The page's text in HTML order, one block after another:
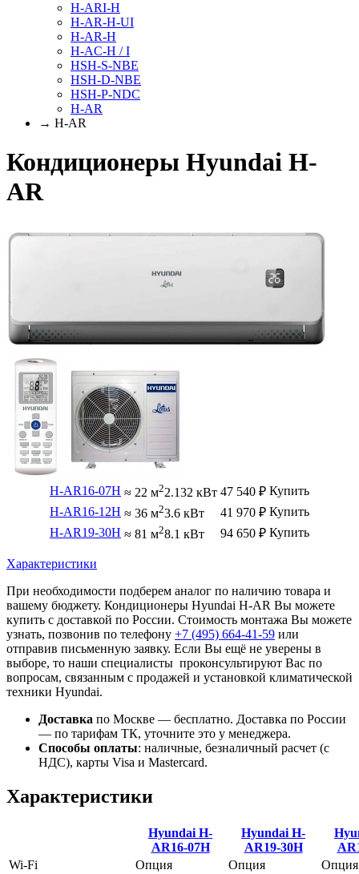
H-ARI-H
H-AR-H-UI
H-AR-H
H-AC-H / I
HSH-S-NBE
HSH-D-NBE
HSH-P-NDC
H-AR
→ H-AR
Кондиционеры Hyundai H-
AR
H-AR16-07H ≈ 22 м22.132 кВт 47 540 ₽ Купить
H-AR16-12H ≈ 36 м23.6 кВт 41 970 ₽ Купить
H-AR19-30H ≈ 81 м28.1 кВт 94 650 ₽ Купить
Характеристики
При необходимости подберем аналог по наличию товара и
вашему бюджету. Кондиционеры Hyundai H-AR Вы можете
купить с доставкой по России. Стоимость монтажа Вы можете
узнать, позвонив по телефону +7 (495) 664-41-59 или
отправив письменную заявку. Если Вы ещё не уверены в
выборе, то наши специалисты проконсультируют Вас по
вопросам, связанным с продажей и установкой климатической
техники Hyundai.
Доставка по Москве — бесплатно. Доставка по России
— по тарифам ТК, уточните это у менеджера.
Способы оплаты: наличные, безналичный расчет (с
НДС), карты Visa и Mastercard.
Характеристики
Hyundai H-
AR16-07H
Hyundai H-
AR19-30H
Wi-Fi
Опция Опция
Опция